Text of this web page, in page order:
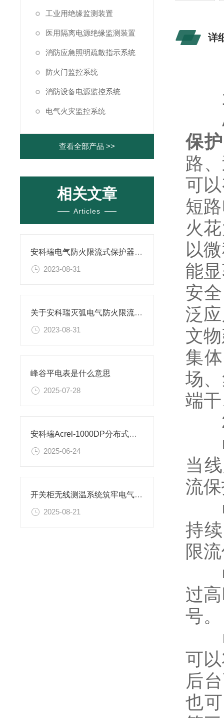
工业用绝缘监测装置
医用隔离电源绝缘监测装置
消防应急照明疏散指示系统
防火门监控系统
消防设备电源监控系统
电气火灾监控系统
查看全部产品 >>
相关文章
Articles
安科瑞电气防火限流式保护器在小型人员密集场所中的应用
2023-08-31
关于安科瑞灭弧电气防火限流式保护器在养老福利单位的应用
2023-08-31
峰谷平电表是什么意思
2025-07-28
安科瑞Acrel-1000DP分布式光伏监控系统在广西大唐至浦北高速高速项目中应用
2025-06-24
开关柜无线测温系统筑牢电气安全防线：安科瑞开关柜无线测温系统解决方案
2025-08-21
详
1
保
路
可
短
火
以
能
安
泛
文
集
场
端
2
■
当
流
■
持
限
■
过
号。
■
可
后
也